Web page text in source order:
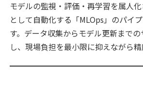
モデルの監視・評価・再学習を属人
として自動化する「MLOps」のパイ
す。データ収集からモデル更新まで
し、現場負担を最小限に抑えながら精